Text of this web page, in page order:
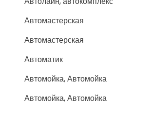
Автомастерская
Автомастерская
Автоматик
Автомойка, Автомойка
Автомойка, Автомойка